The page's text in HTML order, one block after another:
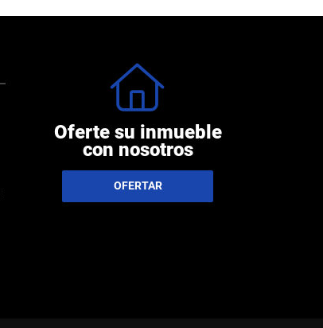
Oferte su inmueble
con nosotros
OFERTAR